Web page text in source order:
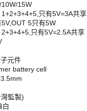
15W
只有5V=3A共享
5只有5W
只有5V=2.5A共享
元件
battery cell
監製)
白